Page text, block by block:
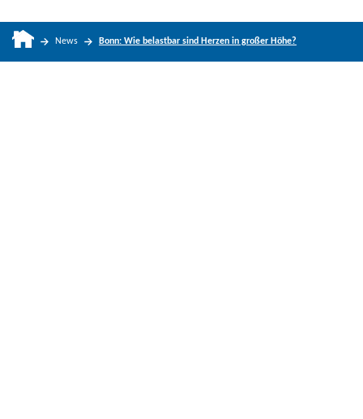
News Bonn: Wie belastbar sind Herzen in großer Höhe?